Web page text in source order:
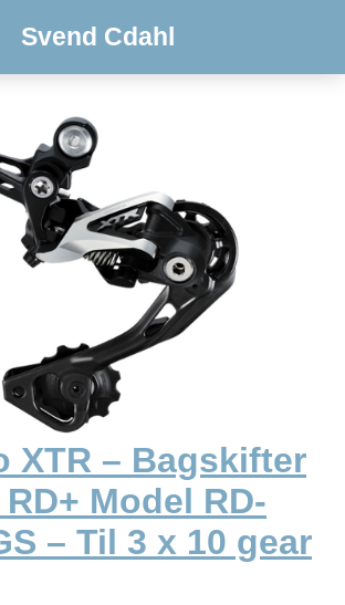
Svend Cdahl
XTR – Bagskifter
Model RD-
– Til 3 x 10 gear